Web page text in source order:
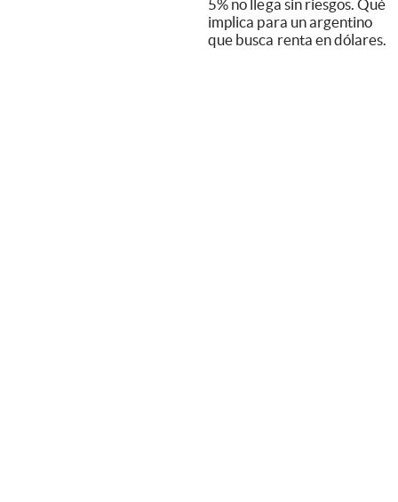
5% no llega sin riesgos. Qué
implica para un argentino
que busca renta en dólares.